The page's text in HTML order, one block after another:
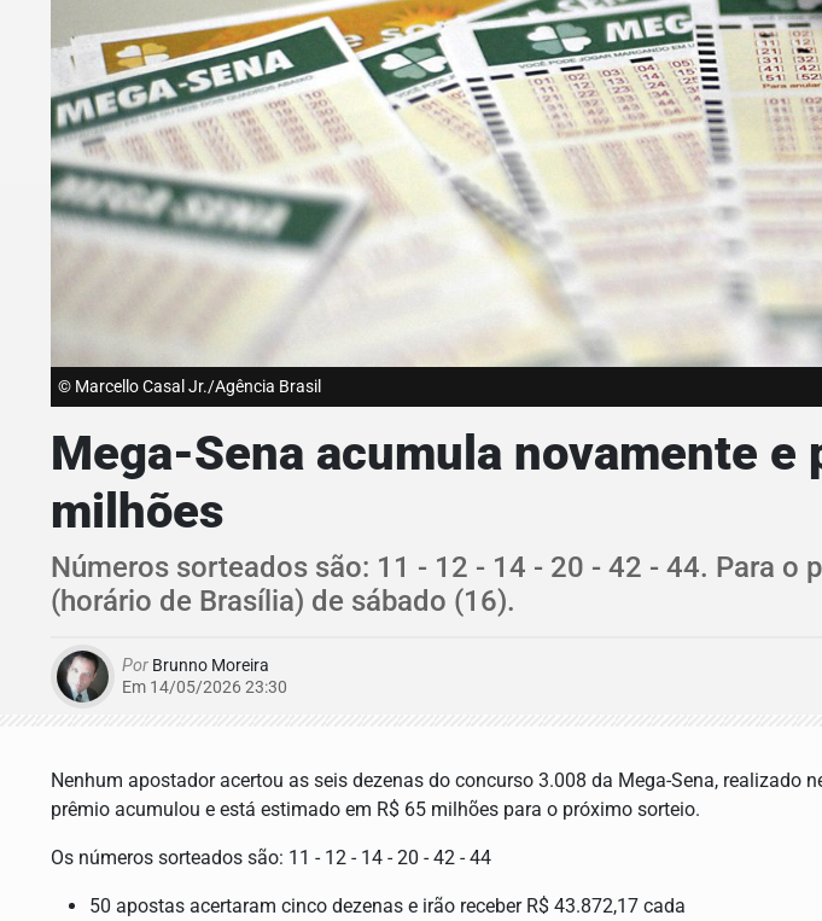
© Marcello Casal Jr./Agência Brasil
Mega-Sena acumula novamente
milhões
Números sorteados são: 11 - 12 - 14 - 20 - 42 - 44. Para
(horário de Brasília) de sábado (16).
Por Brunno Moreira
Em 14/05/2026 23:30
Nenhum apostador acertou as seis dezenas do concurso 3.008 da Mega-Sena, realizado
prêmio acumulou e está estimado em R$ 65 milhões para o próximo sorteio.
Os números sorteados são: 11 - 12 - 14 - 20 - 42 - 44
50 apostas acertaram cinco dezenas e irão receber R$ 43.872,17 cada